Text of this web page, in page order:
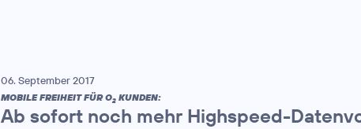
06. September 2017
MOBILE FREIHEIT FÜR O2 KUNDEN:
Ab sofort noch mehr Highspeed-